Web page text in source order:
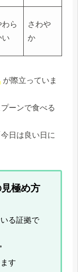
わら
い
さわや
か
が際立っていま
ーンで食べる
日は良い日に
極め方
る証拠で
す